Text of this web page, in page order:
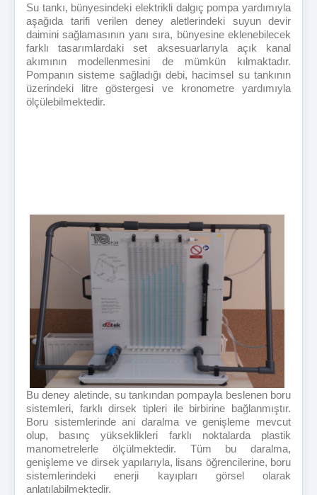
Su tankı, bünyesindeki elektrikli dalgıç pompa yardımıyla
aşağıda tarifi verilen deney aletlerindeki suyun devir
daimini sağlamasının yanı sıra, bünyesine eklenebilecek
farklı tasarımlardaki set aksesuarlarıyla açık kanal
akımının modellenmesini de mümkün kılmaktadır.
Pompanın sisteme sağladığı debi, hacimsel su tankının
üzerindeki litre göstergesi ve kronometre yardımıyla
ölçülebilmektedir.
Bu deney aletinde, su tankından pompayla beslenen boru
sistemleri, farklı dirsek tipleri ile birbirine bağlanmıştır.
Boru sistemlerinde ani daralma ve genişleme mevcut
olup, basınç yükseklikleri farklı noktalarda plastik
manometrelerle ölçülmektedir. Tüm bu daralma,
genişleme ve dirsek yapılarıyla, lisans öğrencilerine, boru
sistemlerindeki enerji kayıpları görsel olarak
anlatılabilmektedir.